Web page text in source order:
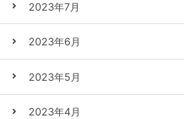
2023年7月
2023年6月
2023年5月
2023年4月